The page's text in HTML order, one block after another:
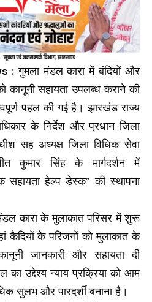
:गुमला मंडल कारा में बंदियों और
कानूनी सहायता उपलब्ध कराने की
पहल की गई है। झारखंड राज्य
के निर्देश और प्रधान जिला
सह अध्यक्ष जिला विधिक सेवा
कुमार सिंह के मार्गदर्शन में
सहायता हेल्प डेस्क” की स्थापना
कारा के मुलाकात परिसर में शुरू
कैदियों के परिजनों को मुलाकात के
जानकारी और सहायता दी
का उद्देश्य न्याय प्रक्रिया को आम
सुलभ और पारदर्शी बनाना है।